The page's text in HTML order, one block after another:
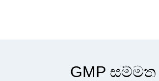
GMP